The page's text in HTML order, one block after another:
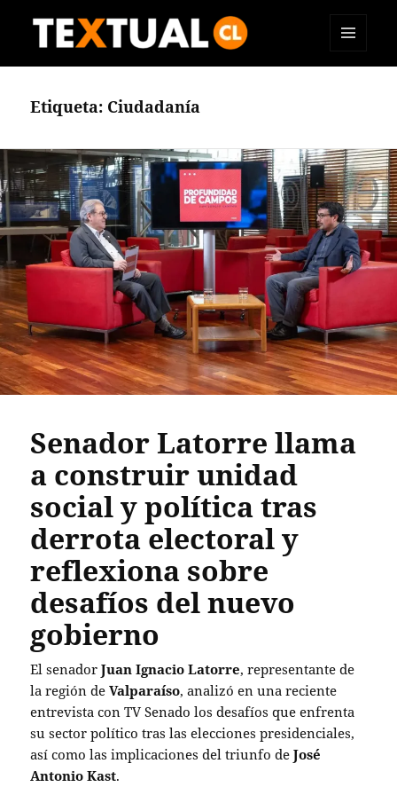
Etiqueta: Ciudadanía
Senador Latorre llama
a construir unidad
social y política tras
derrota electoral y
reflexiona sobre
desafíos del nuevo
gobierno
El senadorJuan Ignacio Latorre, representante de
la región deValparaíso, analizó en una reciente
entrevista con TV Senado los desafíos que enfrenta
su sector político tras las elecciones presidenciales,
así como las implicaciones del triunfo deJosé
Antonio Kast.